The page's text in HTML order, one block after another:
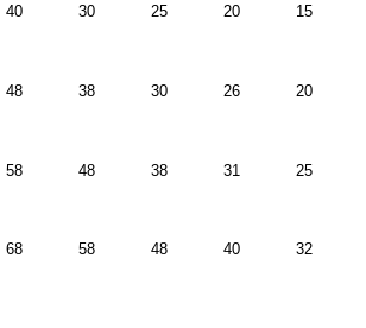
40 30 25 20 15
48 38 30 26 20
58 48 38 31 25
68 58 48 40 32